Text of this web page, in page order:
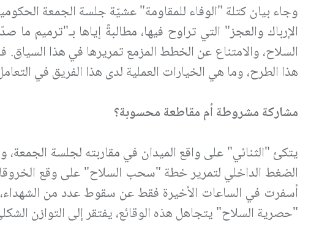
وجاء بيان كتلة "الوفاء للمقاومة" عشيّة جلسة الجمعة
الإرباك والعجز" التي تراوح فيها، مطالبةً إياها
السلاح، والامتناع عن الخطط المزمع تمريرها في هذا
هذا الطرح، وما هي الخيارات العملية لدى هذا الفريق في
مشاركة مشروطة أم مقاطعة محسوبة؟
يتكئ "الثنائي" على واقع الميدان في مقاربته لجلسة
الضغط الداخلي لتمرير خطة "سحب السلاح" على وقع الخروقات
أسفرت في الساعات الأخيرة فقط عن سقوط عدد من
"حصرية السلاح" يتجاهل هذه الوقائع، يفتقر إلى التوازن